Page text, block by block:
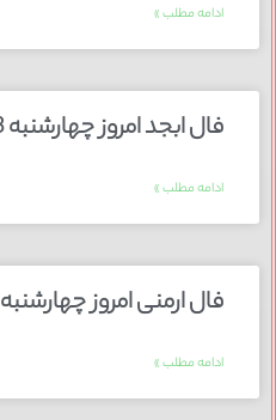
ادامه مطلب »
فال ابجد امروز چهارشنبه 3 دی 1404
ادامه مطلب »
فال ارمنی امروز چهارشنبه 3 دی 1404
ادامه مطلب »